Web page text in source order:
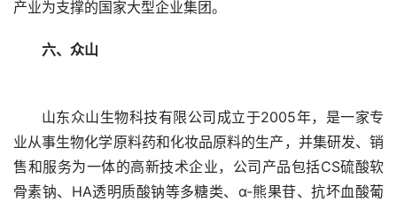
产业为支撑的国家大型企业集团。
六、众山
山东众山生物科技有限公司成立于2005年，是一家专
业从事生物化学原料药和化妆品原料的生产，并集研发、销
售和服务为一体的高新技术企业，公司产品包括CS硫酸软
骨素钠、HA透明质酸钠等多糖类、α-熊果苷、抗坏血酸葡